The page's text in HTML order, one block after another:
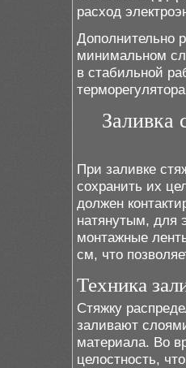
расход
Дополнительно
минимальном
в стабильной
Заливка
При заливке
сохранить их
должен
натянутым, для
монтажные
см, что
Техника
Стяжку
заливают
материала. Во
целостность,